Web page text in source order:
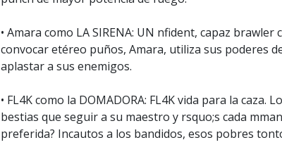
• Amara como LA SIRENA: UN nfident, capaz brawler
convocar etéreo puños, Amara, utiliza sus poderes
aplastar a sus enemigos.
• FL4K como la DOMADORA: FL4K vida para la caza.
bestias que seguir a su maestro y rsquo;s cada
preferida? Incautos a los bandidos, esos pobres